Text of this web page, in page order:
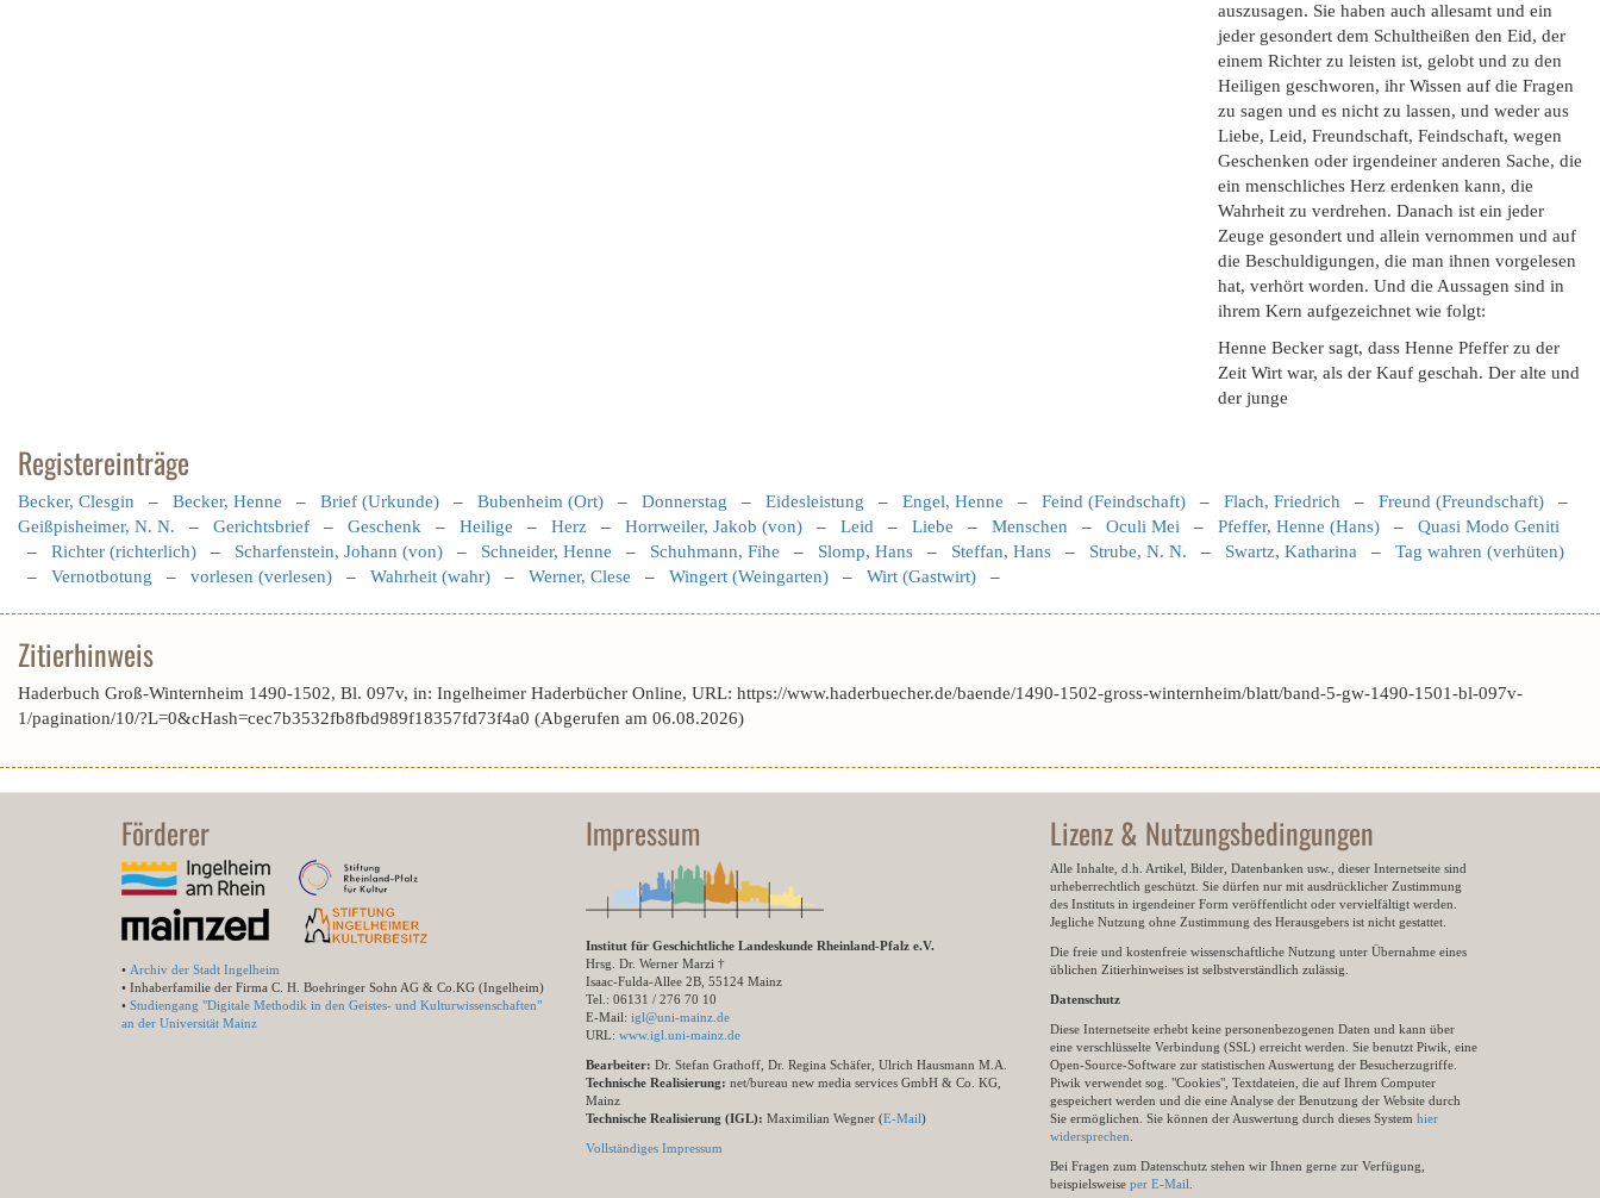
auszusagen. Sie haben auch allesamt und ein
jeder gesondert dem Schultheißen den Eid, der
einem Richter zu leisten ist, gelobt und zu den
Heiligen geschworen, ihr Wissen auf die Fragen
zu sagen und es nicht zu lassen, und weder aus
Liebe, Leid, Freundschaft, Feindschaft, wegen
Geschenken oder irgendeiner anderen Sache, die
ein menschliches Herz erdenken kann, die
Wahrheit zu verdrehen. Danach ist ein jeder
Zeuge gesondert und allein vernommen und auf
die Beschuldigungen, die man ihnen vorgelesen
hat, verhört worden. Und die Aussagen sind in
ihrem Kern aufgezeichnet wie folgt:
Henne Becker sagt, dass Henne Pfeffer zu der
Zeit Wirt war, als der Kauf geschah. Der alte und
der junge
Registereinträge
Becker, Clesgin – Becker, Henne – Brief (Urkunde) – Bubenheim (Ort) – Donnerstag – Eidesleistung – Engel, Henne – Feind (Feindschaft) – Flach, Friedrich – Freund (Freundschaft) –
Geißpisheimer, N. N. – Gerichtsbrief – Geschenk – Heilige – Herz – Horrweiler, Jakob (von) – Leid – Liebe – Menschen – Oculi Mei – Pfeffer, Henne (Hans) – Quasi Modo Geniti
– Richter (richterlich) – Scharfenstein, Johann (von) – Schneider, Henne – Schuhmann, Fihe – Slomp, Hans – Steffan, Hans – Strube, N. N. – Swartz, Katharina – Tag wahren (verhüten)
– Vernotbotung – vorlesen (verlesen) – Wahrheit (wahr) – Werner, Clese – Wingert (Weingarten) – Wirt (Gastwirt) –
Zitierhinweis
Haderbuch Groß-Winternheim 1490-1502, Bl. 097v, in: Ingelheimer Haderbücher Online, URL: https://www.haderbuecher.de/baende/1490-1502-gross-winternheim/blatt/band-5-gw-1490-1501-bl-097v-
1/pagination/10/?L=0&cHash=cec7b3532fb8fbd989f18357fd73f4a0 (Abgerufen am 06.08.2026)
Förderer
• Archiv der Stadt Ingelheim
• Inhaberfamilie der Firma C. H. Boehringer Sohn AG & Co.KG (Ingelheim)
• Studiengang "Digitale Methodik in den Geistes- und Kulturwissenschaften"
an der Universität Mainz
Impressum
Institut für Geschichtliche Landeskunde Rheinland-Pfalz e.V.
Hrsg. Dr. Werner Marzi †
Isaac-Fulda-Allee 2B, 55124 Mainz
Tel.: 06131 / 276 70 10
E-Mail: igl@uni-mainz.de
URL: www.igl.uni-mainz.de
Bearbeiter: Dr. Stefan Grathoff, Dr. Regina Schäfer, Ulrich Hausmann M.A.
Technische Realisierung: net/bureau new media services GmbH & Co. KG,
Mainz
Technische Realisierung (IGL): Maximilian Wegner (E-Mail)
Vollständiges Impressum
Lizenz & Nutzungsbedingungen
Alle Inhalte, d.h. Artikel, Bilder, Datenbanken usw., dieser Internetseite sind
urheberrechtlich geschützt. Sie dürfen nur mit ausdrücklicher Zustimmung
des Instituts in irgendeiner Form veröffentlicht oder vervielfältigt werden.
Jegliche Nutzung ohne Zustimmung des Herausgebers ist nicht gestattet.
Die freie und kostenfreie wissenschaftliche Nutzung unter Übernahme eines
üblichen Zitierhinweises ist selbstverständlich zulässig.
Datenschutz
Diese Internetseite erhebt keine personenbezogenen Daten und kann über
eine verschlüsselte Verbindung (SSL) erreicht werden. Sie benutzt Piwik, eine
Open-Source-Software zur statistischen Auswertung der Besucherzugriffe.
Piwik verwendet sog. "Cookies", Textdateien, die auf Ihrem Computer
gespeichert werden und die eine Analyse der Benutzung der Website durch
Sie ermöglichen. Sie können der Auswertung durch dieses System hier
widersprechen
Bei Fragen zum Datenschutz stehen wir Ihnen gerne zur Verfügung,
beispielsweise per E-Mail